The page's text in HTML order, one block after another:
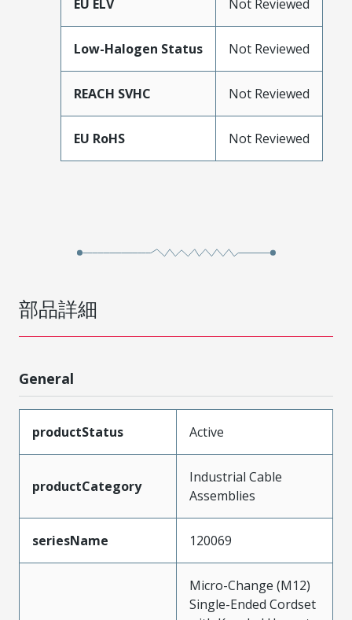
EU ELV Not Reviewed
Low-Halogen Status Not Reviewed
REACH SVHC Not Reviewed
EU RoHS Not Reviewed
部品詳細
General
productStatus Active
productCategory
Industrial Cable
Assemblies
seriesName 120069
Micro-Change (M12)
Single-Ended Cordset